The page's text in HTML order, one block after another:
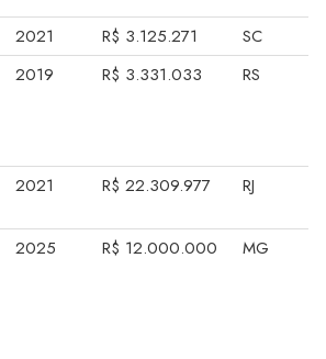
2021 R$ 3.125.271
SC
2019 R$ 3.331.033 RS
2021 R$ 22.309.977 RJ
2025 R$ 12.000.000 MG